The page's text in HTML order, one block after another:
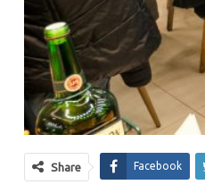
Share Facebook